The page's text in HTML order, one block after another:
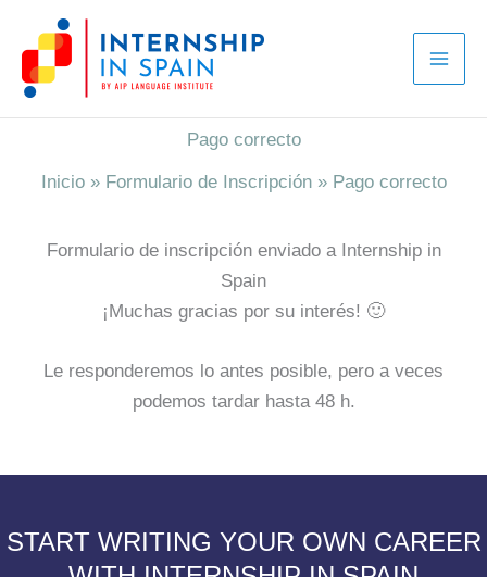
contenido
Pago correcto
Inicio » Formulario de Inscripción » Pago correcto
Formulario de inscripción enviado a Internship in
Spain
¡Muchas gracias por su interés! 🙂
Le responderemos lo antes posible, pero a veces
podemos tardar hasta 48 h.
START WRITING YOUR OWN CAREER